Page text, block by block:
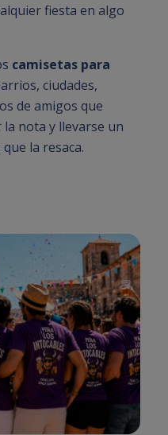
fiesta en algo
camisetas para
ciudades,
de amigos que
nota y llevarse un
la resaca.